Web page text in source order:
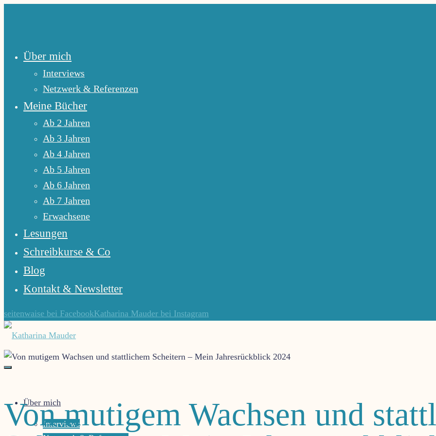
Über mich
Interviews
Netzwerk & Referenzen
Meine Bücher
Ab 2 Jahren
Ab 3 Jahren
Ab 4 Jahren
Ab 5 Jahren
Ab 6 Jahren
Ab 7 Jahren
Erwachsene
Lesungen
Schreibkurse & Co
Blog
Kontakt & Newsletter
seitenwaise bei FacebookKatharina Mauder bei Instagram
Katharina
Geschichten
lassen
Über mich
Interviews
Von mutigem Wachsen und